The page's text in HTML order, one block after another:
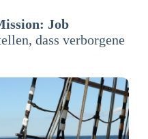
Job
dass verborgene